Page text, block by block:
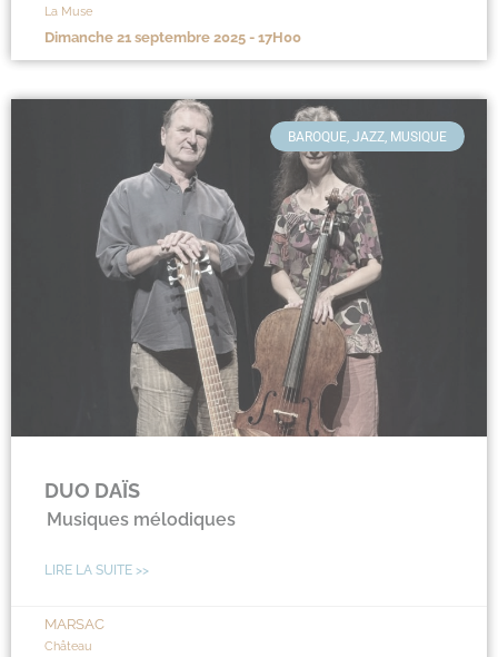
La Muse
dimanche 21 septembre 2025 - 17H00
BAROQUE, JAZZ, MUSIQUE
DUO DAÏS
Musiques mélodiques
LIRE LA SUITE >>
MARSAC
Château